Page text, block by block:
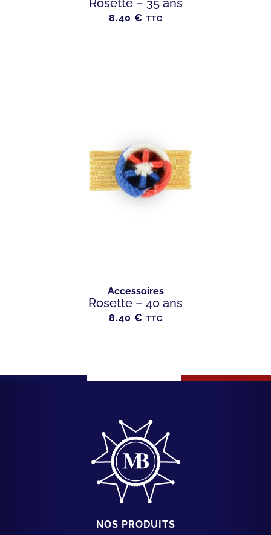
Rosette – 35 ans
8.40 € TTC
Accessoires
Rosette – 40 ans
8.40 € TTC
NOS PRODUITS